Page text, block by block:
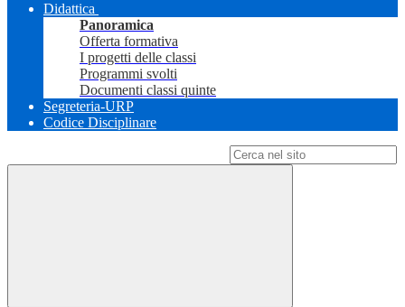
Didattica
Panoramica
Offerta formativa
I progetti delle classi
Programmi svolti
Documenti classi quinte
Segreteria-URP
Codice Disciplinare